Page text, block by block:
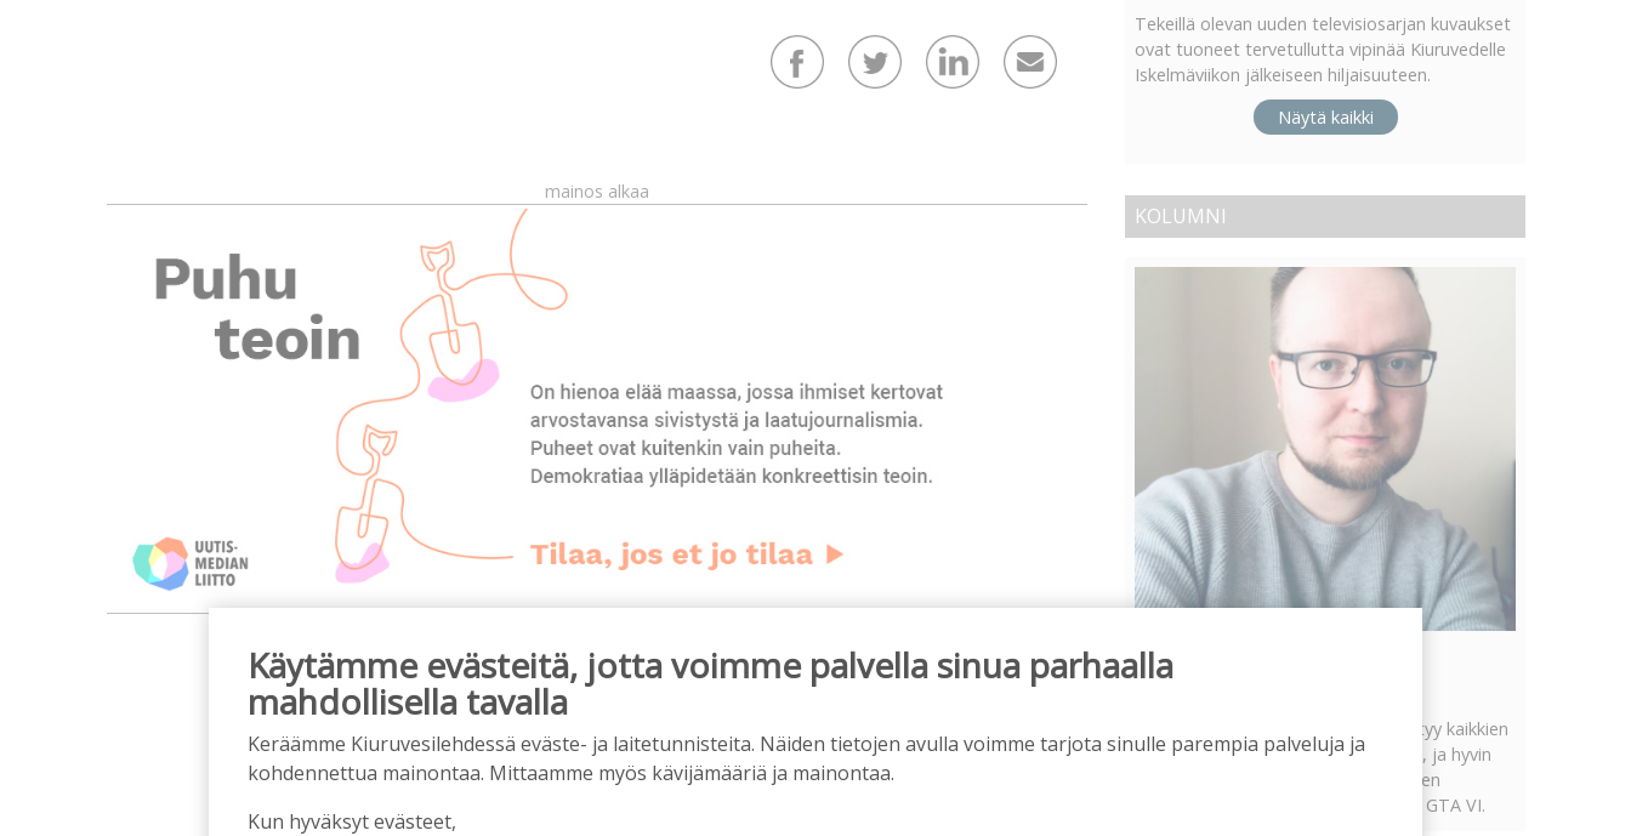
mainos alkaa
Tekeillä olevan uuden televisiosarjan kuvaukset
ovat tuoneet tervetullutta vipinää Kiuruvedelle
Iskelmäviikon jälkeiseen hiljaisuuteen.
Näytä kaikki
KOLUMNI
Vähempikin riittäisi?
Tämän vuoden marraskuussa ilmestyy kaikkien
aikojen odotetuin ja ennakkotilatuin, ja hyvin
todennäköisesti myös kaikkien aikojen
myydyimmäksi videopeliksi nouseva GTA VI.
Käytämme evästeitä, jotta voimme palvella sinua parhaalla
mahdollisella tavalla
Keräämme Kiuruvesilehdessä eväste- ja laitetunnisteita. Näiden tietojen avulla voimme tarjota sinulle parempia palveluja ja
kohdennettua mainontaa. Mittaamme myös kävijämääriä ja mainontaa.
Kun hyväksyt evästeet,